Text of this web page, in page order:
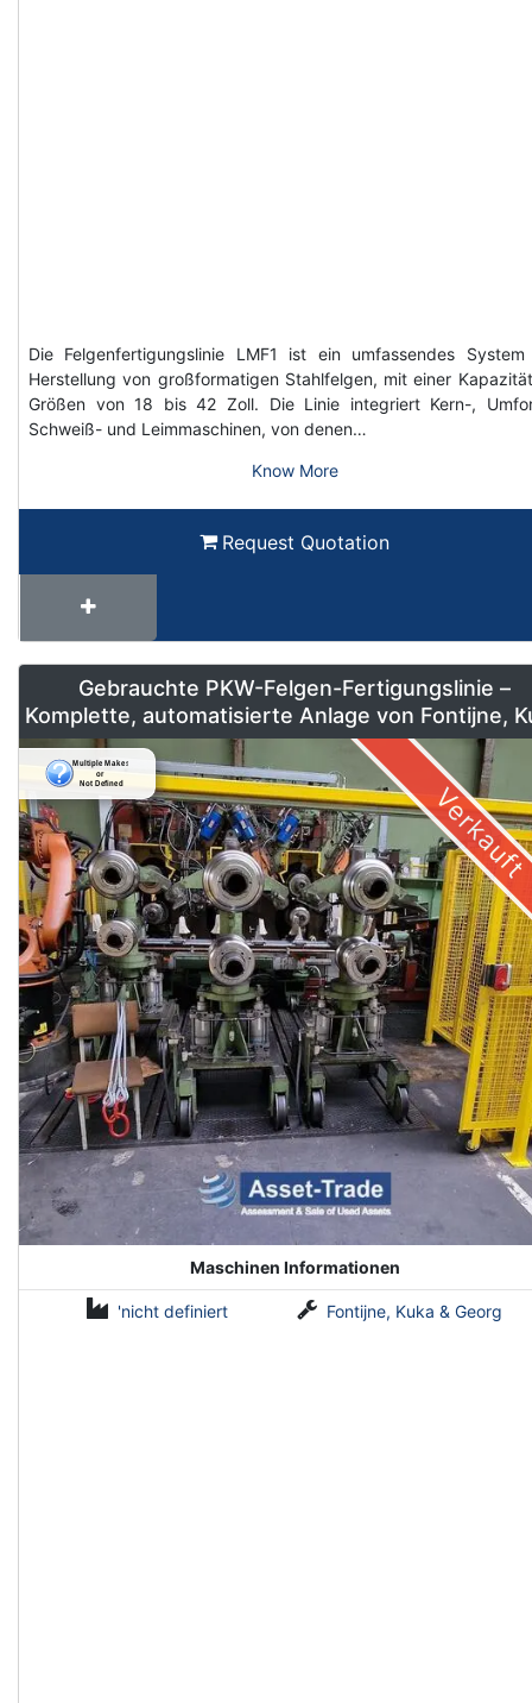
Die Felgenfertigungslinie LMF1 ist ein umfassendes
Herstellung von großformatigen Stahlfelgen, mit einer
Größen von 18 bis 42 Zoll. Die Linie integriert Kern-,
Schweiß- und Leimmaschinen, von denen…
Know More
Request Quotation
Gebrauchte PKW-Felgen-Fertigungslinie –
Komplette, automatisierte Anlage von Fontijne,
& Georg
Verkauft
Maschinen Informationen
'nicht definiert Fontijne, Kuka & Georg